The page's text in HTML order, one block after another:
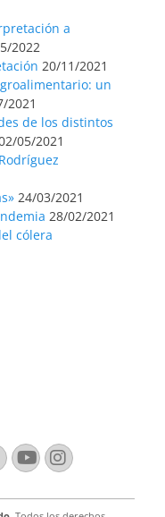
a
2022
20/11/2021
un
2021
de los distintos
05/2021
24/03/2021
28/02/2021
cólera
YouTube